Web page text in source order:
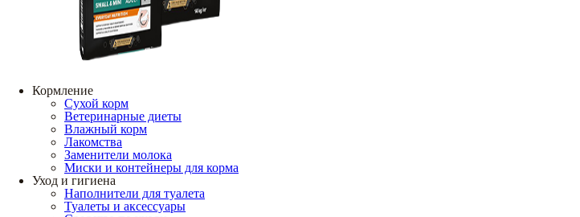
Кормление
Сухой корм
Ветеринарные диеты
Влажный корм
Лакомства
Заменители молока
Миски и контейнеры для корма
Уход и гигиена
Наполнители для туалета
Туалеты и аксессуары